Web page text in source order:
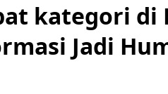
kategori di
Jadi